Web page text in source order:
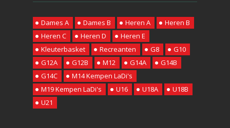
Dames A Dames B Heren A
Heren B
Heren C
Heren D
Heren E
Kleuterbasket
Recreanten G8
G10
G12A
G12B M12 G14A
G14B
G14C
M14 Kempen LaDi's
M19 Kempen LaDi's
U16 U18A
U18B
U21